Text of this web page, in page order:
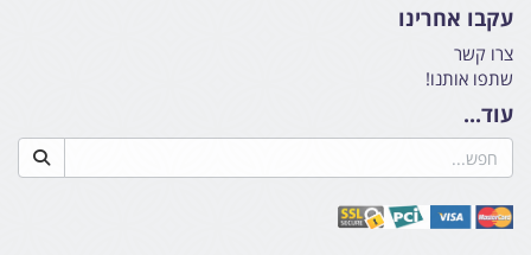
עקבו אחרינו
צרו קשר
שתפו אותנו!
עוד...